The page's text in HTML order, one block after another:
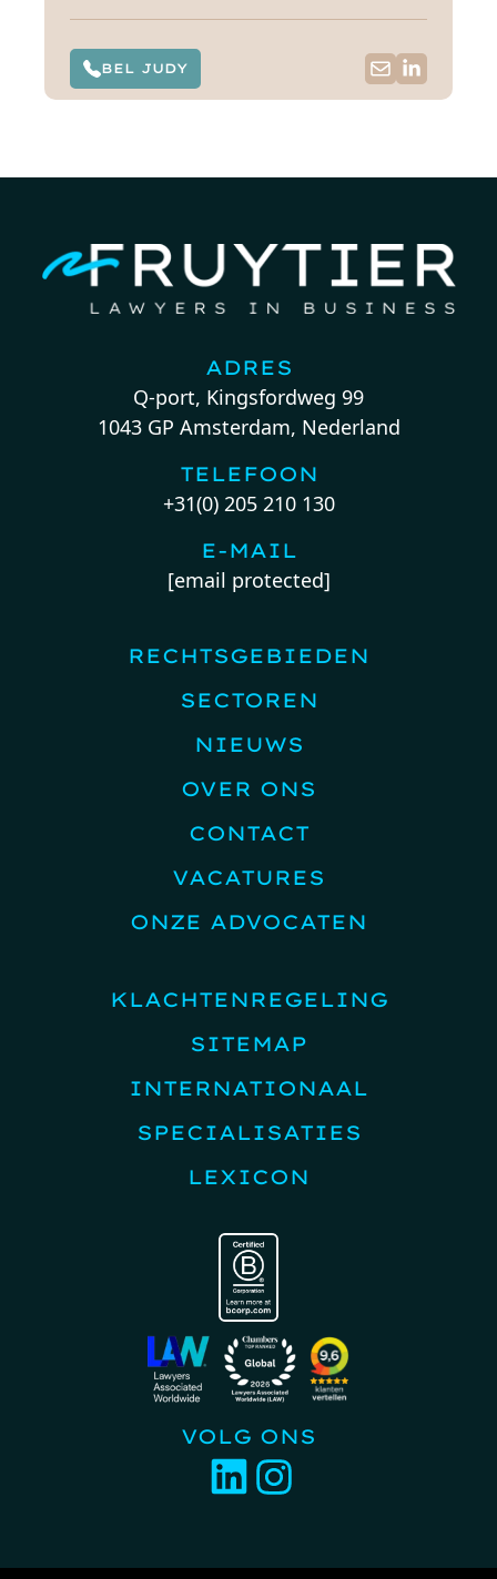
BEL JUDY
ADRES
Q-port, Kingsfordweg 99
1043 GP Amsterdam, Nederland
TELEFOON
+31(0) 205 210 130
E-MAIL
[email protected]
RECHTSGEBIEDEN
SECTOREN
NIEUWS
OVER ONS
CONTACT
VACATURES
ONZE ADVOCATEN
KLACHTENREGELING
SITEMAP
INTERNATIONAAL
SPECIALISATIES
LEXICON
VOLG ONS